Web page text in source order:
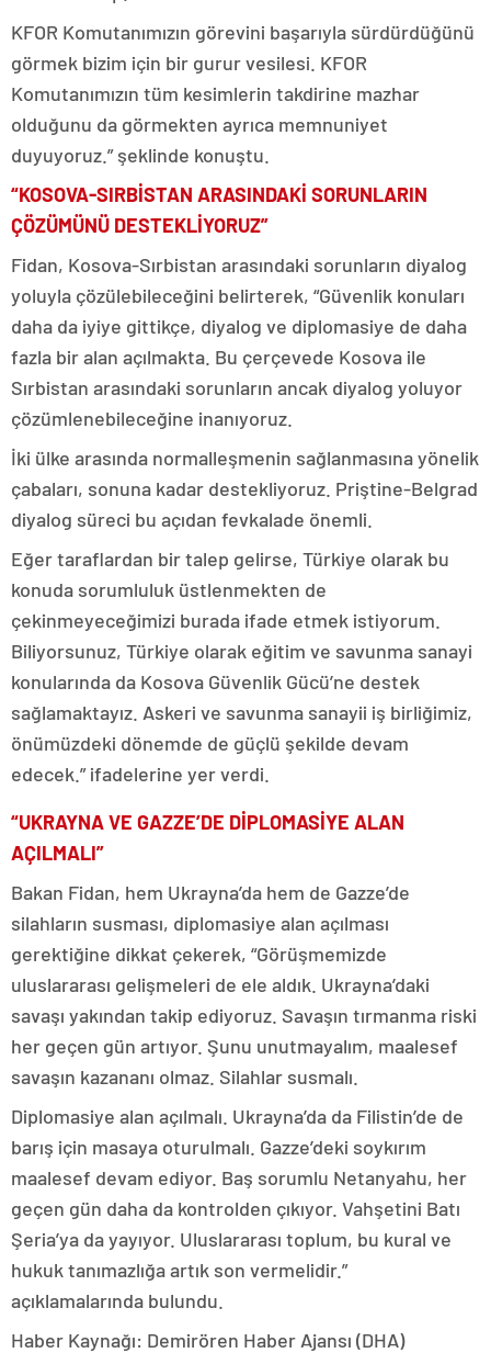
KFOR Komutanımızın görevini başarıyla sürdürdüğünü
görmek bizim için bir gurur vesilesi. KFOR
Komutanımızın tüm kesimlerin takdirine mazhar
olduğunu da görmekten ayrıca memnuniyet
duyuyoruz.” şeklinde konuştu.
“KOSOVA-SIRBİSTAN ARASINDAKİ SORUNLARIN
ÇÖZÜMÜNÜ DESTEKLİYORUZ”
Fidan, Kosova-Sırbistan arasındaki sorunların diyalog
yoluyla çözülebileceğini belirterek, “Güvenlik konuları
daha da iyiye gittikçe, diyalog ve diplomasiye de daha
fazla bir alan açılmakta. Bu çerçevede Kosova ile
Sırbistan arasındaki sorunların ancak diyalog yoluyor
çözümlenebileceğine inanıyoruz.
İki ülke arasında normalleşmenin sağlanmasına yönelik
çabaları, sonuna kadar destekliyoruz. Priştine-Belgrad
diyalog süreci bu açıdan fevkalade önemli.
Eğer taraflardan bir talep gelirse, Türkiye olarak bu
konuda sorumluluk üstlenmekten de
çekinmeyeceğimizi burada ifade etmek istiyorum.
Biliyorsunuz, Türkiye olarak eğitim ve savunma sanayi
konularında da Kosova Güvenlik Gücü’ne destek
sağlamaktayız. Askeri ve savunma sanayii iş birliğimiz,
önümüzdeki dönemde de güçlü şekilde devam
edecek.” ifadelerine yer verdi.
“UKRAYNA VE GAZZE’DE DİPLOMASİYE ALAN
AÇILMALI”
Bakan Fidan, hem Ukrayna’da hem de Gazze’de
silahların susması, diplomasiye alan açılması
gerektiğine dikkat çekerek, “Görüşmemizde
uluslararası gelişmeleri de ele aldık. Ukrayna’daki
savaşı yakından takip ediyoruz. Savaşın tırmanma riski
her geçen gün artıyor. Şunu unutmayalım, maalesef
savaşın kazananı olmaz. Silahlar susmalı.
Diplomasiye alan açılmalı. Ukrayna’da da Filistin’de de
barış için masaya oturulmalı. Gazze’deki soykırım
maalesef devam ediyor. Baş sorumlu Netanyahu, her
geçen gün daha da kontrolden çıkıyor. Vahşetini Batı
Şeria’ya da yayıyor. Uluslararası toplum, bu kural ve
hukuk tanımazlığa artık son vermelidir.”
açıklamalarında bulundu.
Haber Kaynağı: Demirören Haber Ajansı (DHA)